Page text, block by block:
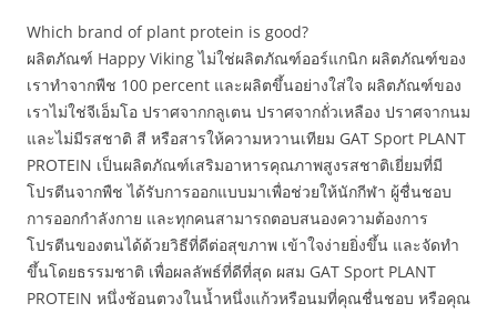
Which brand of plant protein is good?
ผลิตภัณฑ์ Happy Viking ไม่ใช่ผลิตภัณฑ์ออร์แกนิก ผลิตภัณฑ์ของ
เราทำจากพืช 100 percent และผลิตขึ้นอย่างใส่ใจ ผลิตภัณฑ์ของ
เราไม่ใช่จีเอ็มโอ ปราศจากกลูเตน ปราศจากถั่วเหลือง ปราศจากนม
และไม่มีรสชาติ สี หรือสารให้ความหวานเทียม GAT Sport PLANT
PROTEIN เป็นผลิตภัณฑ์เสริมอาหารคุณภาพสูงรสชาติเยี่ยมที่มี
โปรตีนจากพืช ได้รับการออกแบบมาเพื่อช่วยให้นักกีฬา ผู้ชื่นชอบ
การออกกำลังกาย และทุกคนสามารถตอบสนองความต้องการ
โปรตีนของตนได้ด้วยวิธีที่ดีต่อสุขภาพ เข้าใจง่ายยิ่งขึ้น และจัดทำ
ขึ้นโดยธรรมชาติ เพื่อผลลัพธ์ที่ดีที่สุด ผสม GAT Sport PLANT
PROTEIN หนึ่งช้อนตวงในน้ำหนึ่งแก้วหรือนมที่คุณชื่นชอบ หรือคุณ